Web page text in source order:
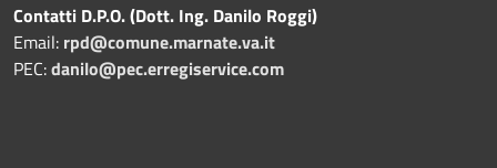
Contatti D.P.O. (Dott. Ing. Danilo Roggi)
Email: rpd@comune.marnate.va.it
PEC:danilo@pec.erregiservice.com